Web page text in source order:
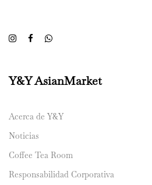
Y&Y AsianMarket
Acerca de Y&Y
Noticias
Coffee Tea Room
Responsabilidad Corporativa